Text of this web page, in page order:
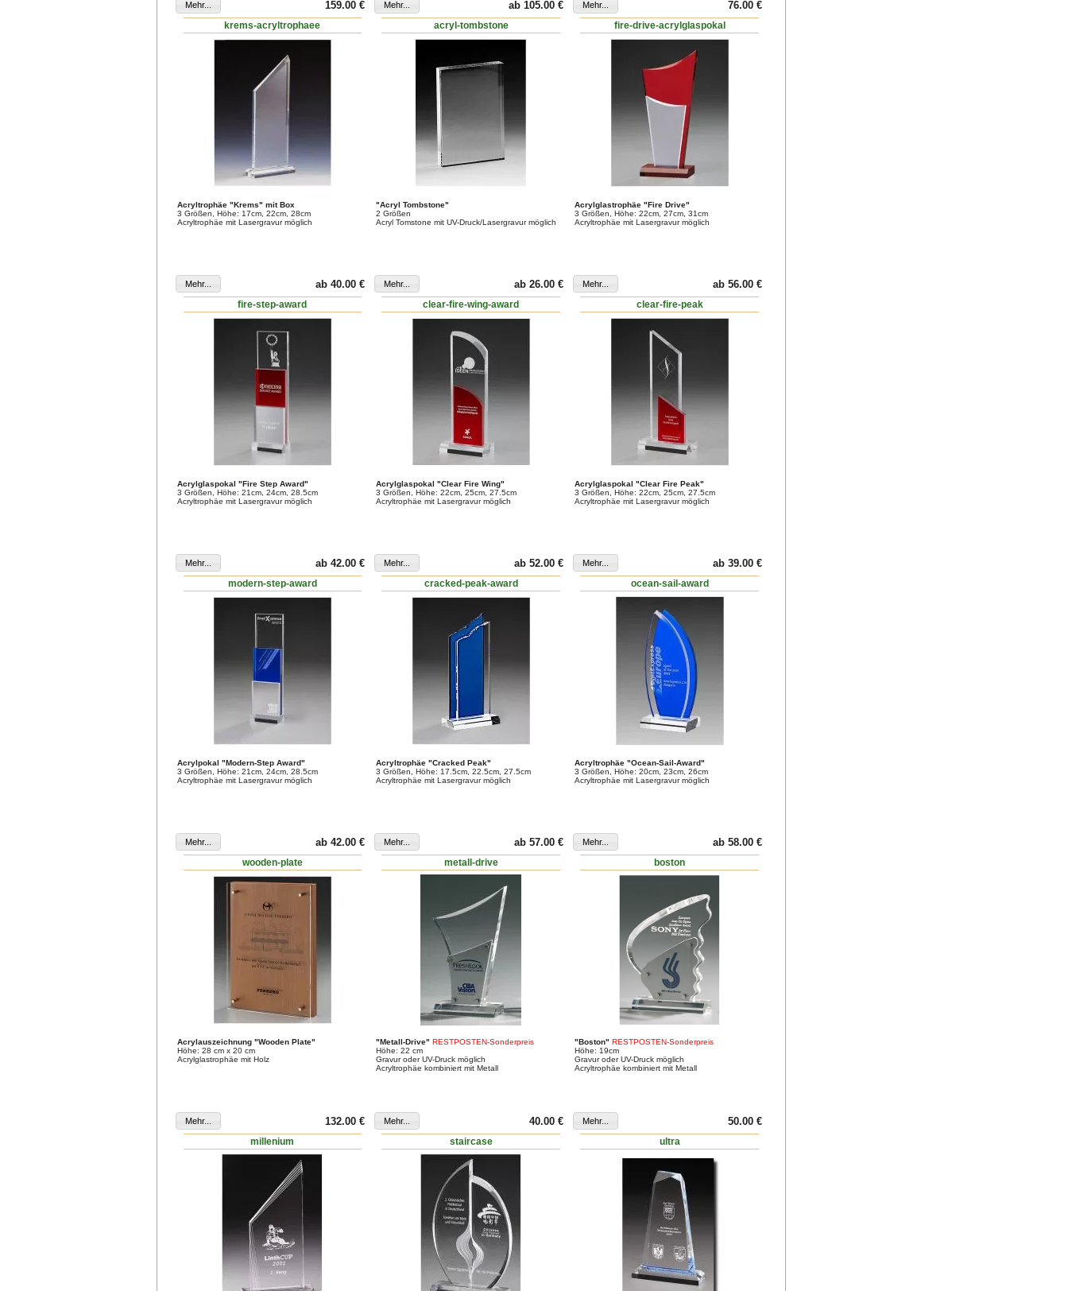
159.00 € ab 105.00 € 76.00 €
krems-acryltrophaee
Acryltrophäe "Krems" mit Box
3 Größen, Höhe: 17cm, 22cm, 28cm
Acryltrophäe mit Lasergravur möglich
ab 40.00 €
acryl-tombstone
"Acryl Tombstone"
2 Größen
Acryl Tomstone mit UV-Druck/Lasergravur möglich
ab 26.00 €
fire-drive-acrylglaspokal
Acrylglastrophäe "Fire Drive"
3 Größen, Höhe: 22cm, 27cm, 31cm
Acryltrophäe mit Lasergravur möglich
ab 56.00 €
fire-step-award
Acrylglaspokal "Fire Step Award"
3 Größen, Höhe: 21cm, 24cm, 28.5cm
Acryltrophäe mit Lasergravur möglich
ab 42.00 €
clear-fire-wing-award
Acrylglaspokal "Clear Fire Wing"
3 Größen, Höhe: 22cm, 25cm, 27.5cm
Acryltrophäe mit Lasergravur möglich
ab 52.00 €
clear-fire-peak
Acrylglaspokal "Clear Fire Peak"
3 Größen, Höhe: 22cm, 25cm, 27.5cm
Acryltrophäe mit Lasergravur möglich
ab 39.00 €
modern-step-award
Acrylpokal "Modern-Step Award"
3 Größen, Höhe: 21cm, 24cm, 28.5cm
Acryltrophäe mit Lasergravur möglich
ab 42.00 €
cracked-peak-award
Acryltrophäe "Cracked Peak"
3 Größen, Höhe: 17.5cm, 22.5cm, 27.5cm
Acryltrophäe mit Lasergravur möglich
ab 57.00 €
ocean-sail-award
Acryltrophäe "Ocean-Sail-Award"
3 Größen, Höhe: 20cm, 23cm, 26cm
Acryltrophäe mit Lasergravur möglich
ab 58.00 €
wooden-plate
Acrylauszeichnung "Wooden Plate"
Höhe: 28 cm x 20 cm
Acrylglastrophäe mit Holz
132.00 €
metall-drive
"Metall-Drive" RESTPOSTEN-Sonderpreis
Höhe: 22 cm
Gravur oder UV-Druck möglich
Acryltrophäe kombiniert mit Metall
40.00 €
boston
"Boston" RESTPOSTEN-Sonderpreis
Höhe: 19cm
Gravur oder UV-Druck möglich
Acryltrophäe kombiniert mit Metall
50.00 €
millenium staircase ultra